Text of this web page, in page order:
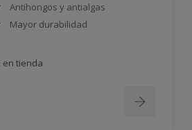
Antihongos y antialgas
Mayor durabilidad
en tienda